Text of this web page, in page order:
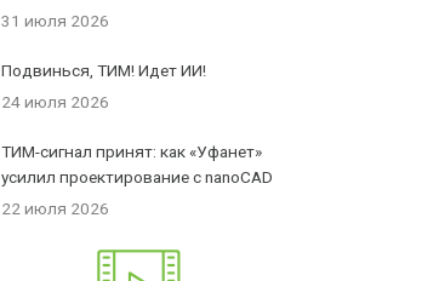
31 июля 2026
Подвинься, ТИМ! Идет ИИ!
24 июля 2026
ТИМ-сигнал принят: как «Уфанет»
усилил проектирование с nanoCAD
22 июля 2026